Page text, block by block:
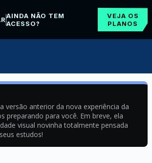
AINDA NÃO TEM
ACESSO?
VEJA OS
PLANOS
versão anterior da nova experiência da
preparando para você. Em breve, ela
visual novinha totalmente pensada
estudos!